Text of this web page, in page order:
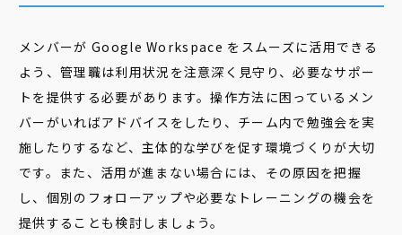
メンバーが Google Workspace をスムーズに活用できる
よう、管理職は利用状況を注意深く見守り、必要なサポー
トを提供する必要があります。操作方法に困っているメン
バーがいればアドバイスをしたり、チーム内で勉強会を実
施したりするなど、主体的な学びを促す環境づくりが大切
です。また、活用が進まない場合には、その原因を把握
し、個別のフォローアップや必要なトレーニングの機会を
提供することも検討しましょう。